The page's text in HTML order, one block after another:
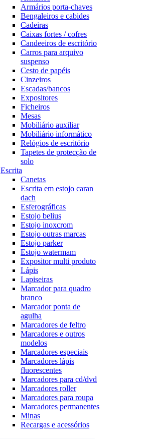
Armários porta-chaves
Bengaleiros e cabides
Cadeiras
Caixas fortes / cofres
Candeeiros de escritório
Carros para arquivo
suspenso
Cesto de papéis
Cinzeiros
Escadas/bancos
Expositores
Ficheiros
Mesas
Mobiliário auxiliar
Mobiliário informático
Relógios de escritório
Tapetes de protecção de
solo
Escrita
Canetas
Escrita em estojo caran
dach
Esferográficas
Estojo belius
Estojo inoxcrom
Estojo outras marcas
Estojo parker
Estojo watermam
Expositor multi produto
Lápis
Lapiseiras
Marcador para quadro
branco
Marcador ponta de
agulha
Marcadores de feltro
Marcadores e outros
modelos
Marcadores especiais
Marcadores lápis
fluorescentes
Marcadores para cd/dvd
Marcadores roller
Marcadores para roupa
Marcadores permanentes
Minas
Recargas e acessórios